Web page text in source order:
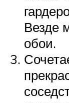
Везде
обои.